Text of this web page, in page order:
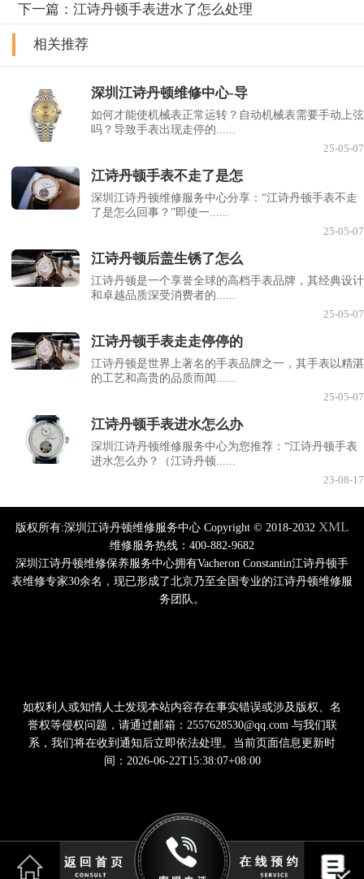
下一篇：江诗丹顿手表进水了怎么处理
相关推荐
深圳江诗丹顿维修中心-导
如何才能使机械表正常运转？自动机械表需要手动上弦
吗？导致手表出现走停的......
25-05-07
江诗丹顿手表不走了是怎
深圳江诗丹顿维修服务中心分享：“江诗丹顿手表不走
了是怎么回事？”即使一......
25-05-07
江诗丹顿后盖生锈了怎么
江诗丹顿是一个享誉全球的高档手表品牌，其经典设计
和卓越品质深受消费者的......
25-05-07
江诗丹顿手表走走停停的
江诗丹顿是世界上著名的手表品牌之一，其手表以精湛
的工艺和高贵的品质而闻......
25-05-07
江诗丹顿手表进水怎么办
深圳江诗丹顿维修服务中心为您推荐：“江诗丹顿手表
进水怎么办？（江诗丹顿......
23-08-17
版权所有:深圳江诗丹顿维修服务中心 Copyright © 2018-2032 XML
维修服务热线：400-882-9682
深圳江诗丹顿维修保养服务中心拥有Vacheron Constantin江诗丹顿手
表维修专家30余名，现已形成了北京乃至全国专业的江诗丹顿维修服
务团队。
如权利人或知情人士发现本站内容存在事实错误或涉及版权、名
誉权等侵权问题，请通过邮箱：2557628530@qq.com 与我们联
系，我们将在收到通知后立即依法处理。当前页面信息更新时
间：2026-06-22T15:38:07+08:00